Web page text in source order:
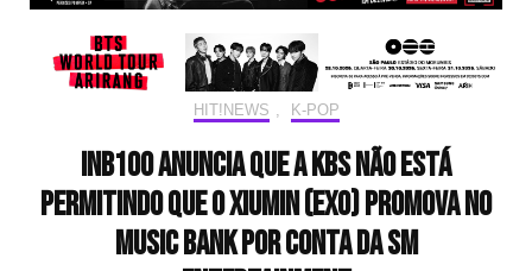
HIT!NEWS K-POP
INB100 anuncia que a KBS não está
permitindo que o XIUMIN (EXO) promova no
Music Bank por conta da SM